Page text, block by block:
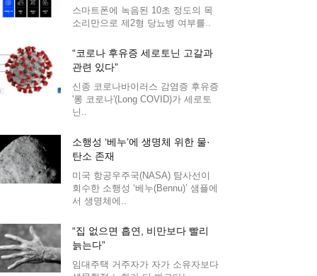
스마트폰에 녹음된 10초 정도의 목
소리만으로 제2형 당뇨병 여부를..
“코로나 후유증 세로토닌 고갈과
관련 있다”
신종 코로나바이러스 감염증 후유증
'롱 코로나'(Long COVID)가 세로토
닌..
소행성 ‘베누’에 생명체 위한 물·
탄소 존재
미국 항공우주국(NASA) 탐사선이
회수한 소행성 ‘베누(Bennu)’ 샘플에
서 생명체에..
“집 없으면 흡연, 비만보다 빨리
늙는다”
임대주택 거주자가 자가 소유자보다